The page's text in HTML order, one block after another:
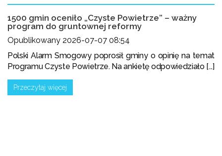
1500 gmin oceniło „Czyste Powietrze” – ważny
program do gruntownej reformy
Opublikowany 2026-07-07 08:54
Polski Alarm Smogowy poprosił gminy o opinię na temat
Programu Czyste Powietrze. Na ankietę odpowiedziało [...]
Przeczytaj więcej